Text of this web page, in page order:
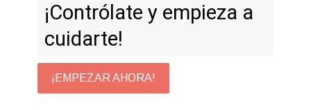
¡Contrólate y empieza a
cuidarte!
¡EMPEZAR AHORA!